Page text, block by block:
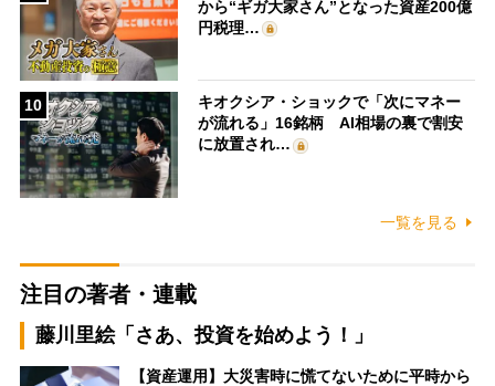
から“ギガ大家さん”となった資産200億
円税理…
10
キオクシア・ショックで「次にマネー
が流れる」16銘柄 AI相場の裏で割安
に放置され…
一覧を見る
注目の著者・連載
藤川里絵「さあ、投資を始めよう！」
【資産運用】大災害時に慌てないために平時から